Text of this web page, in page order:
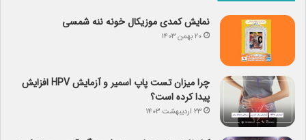
نمایش کمدی موزیکال خونه ننه شمسی
۲۰ بهمن ۱۴۰۳
چرا میزان تست پاپ اسمیر و آزمایش HPV افزایش
پیدا کرده است؟
۲۳ اردیبهشت ۱۴۰۳